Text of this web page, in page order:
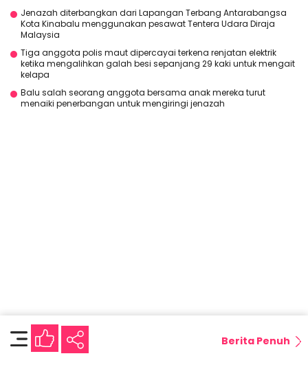
Jenazah diterbangkan dari Lapangan Terbang Antarabangsa
Kota Kinabalu menggunakan pesawat Tentera Udara Diraja
Malaysia
Tiga anggota polis maut dipercayai terkena renjatan elektrik
ketika mengalihkan galah besi sepanjang 29 kaki untuk mengait
kelapa
Balu salah seorang anggota bersama anak mereka turut
menaiki penerbangan untuk mengiringi jenazah
Berita Penuh